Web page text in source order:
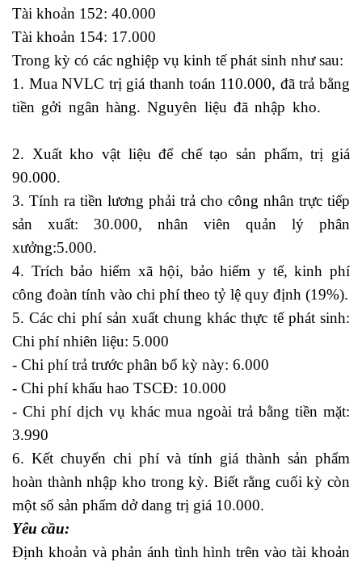
Tài khoản 152: 40.000
Tài khoản 154: 17.000
Trong kỳ có các nghiệp vụ kinh tế phát sinh như sau:
1. Mua NVLC trị giá thanh toán 110.000, đã trả bằng
tiền gởi ngân hàng. Nguyên liệu đã nhập kho.
2. Xuất kho vật liệu để chế tạo sản phẩm, trị giá
90.000.
3. Tính ra tiền lương phải trả cho công nhân trực tiếp
sản xuất: 30.000, nhân viên quản lý phân
xưởng:5.000.
4. Trích bảo hiểm xã hội, bảo hiểm y tế, kinh phí
công đoàn tính vào chi phí theo tỷ lệ quy định (19%).
5. Các chi phí sản xuất chung khác thực tế phát sinh:
Chi phí nhiên liệu: 5.000
- Chi phí trả trước phân bổ kỳ này: 6.000
- Chi phí khấu hao TSCĐ: 10.000
- Chi phí dịch vụ khác mua ngoài trả bằng tiền mặt:
3.990
6. Kết chuyển chi phí và tính giá thành sản phẩm
hoàn thành nhập kho trong kỳ. Biết rằng cuối kỳ còn
một số sản phẩm dở dang trị giá 10.000.
Yêu cầu:
Định khoản và phản ánh tình hình trên vào tài khoản